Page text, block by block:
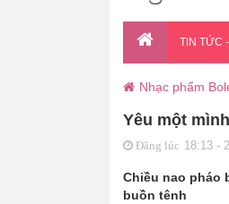
TIN TỨC
Nhạc phẩm
Yêu một mình
Đăng lúc 18:13 -
Chiều nao pháo
buồn tênh